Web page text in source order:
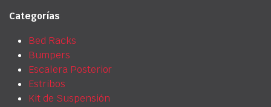
Categorías
Bed Racks
Bumpers
Escalera Posterior
Estribos
Kit de Suspensión